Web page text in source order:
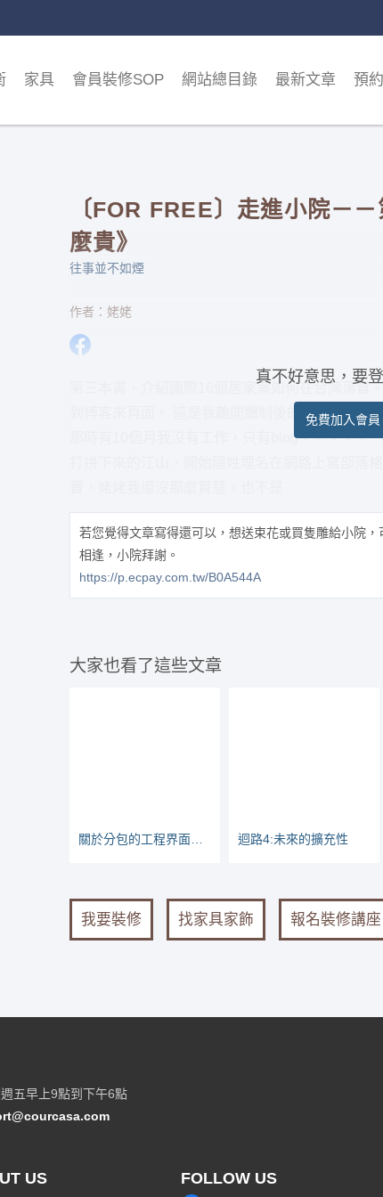
家具 會員裝修SOP 網站總目錄 最新文章 預
〔FOR FREE〕走進小院－
麼貴》
往事並不如煙
作者：姥姥
第三本書，介紹國際16個居家案如何在台灣落實
到博客來頁面。 這是我離開體制後的第三本書，
那時有10個月我沒有工作，只有blog。。。。。
真不好意思，要
免費加入會員
若您覺得文章寫得還可以，想送束花或買隻雕給小院，
相逢，小院拜謝。
https://p.ecpay.com.tw/B0A544A
大家也看了這些文章
關於分包的工程界面，責任怎麼分？實際案例說明 迴路4:未來的擴充性
我要裝修 找家具家飾 報名裝修講座
五早上9點到下午6點
US FOLLOW US